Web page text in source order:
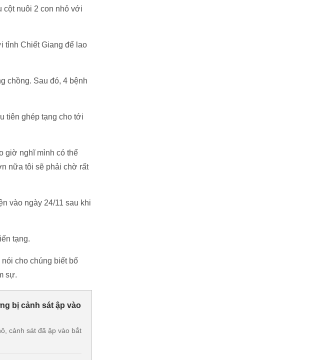
nuôi 2 con nhỏ với
tỉnh Chiết Giang để lao
chồng. Sau đó, 4 bệnh
tiên ghép tạng cho tới
giờ nghĩ mình có thể
nữa tôi sẽ phải chờ rất
vào ngày 24/11 sau khi
tạng.
cho chúng biết bố
sự.
bị cảnh sát ập vào
cảnh sát đã ập vào bắt